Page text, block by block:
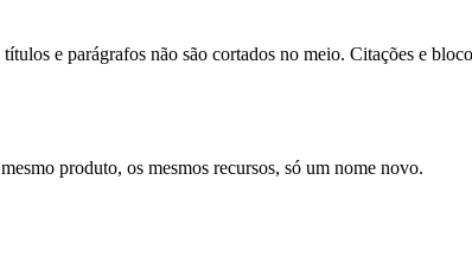
e parágrafos não são cortados no meio. Citações e
produto, os mesmos recursos, só um nome novo.